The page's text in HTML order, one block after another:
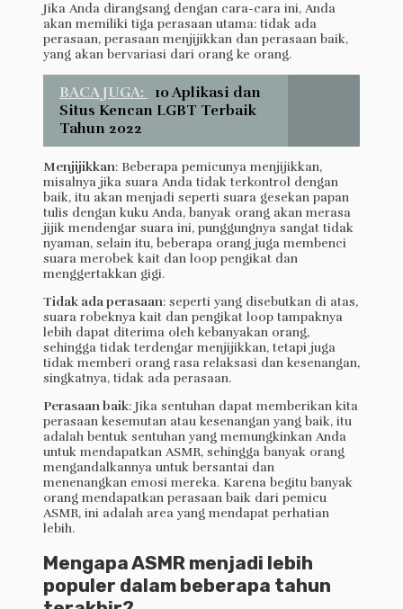
Jika Anda dirangsang dengan cara-cara ini, Anda
akan memiliki tiga perasaan utama: tidak ada
perasaan, perasaan menjijikkan dan perasaan baik,
yang akan bervariasi dari orang ke orang.
BACA JUGA:
10 Aplikasi dan
Situs Kencan LGBT Terbaik
Tahun 2022
Menjijikkan: Beberapa pemicunya menjijikkan,
misalnya jika suara Anda tidak terkontrol dengan
baik, itu akan menjadi seperti suara gesekan papan
tulis dengan kuku Anda, banyak orang akan merasa
jijik mendengar suara ini, punggungnya sangat tidak
nyaman, selain itu, beberapa orang juga membenci
suara merobek kait dan loop pengikat dan
menggertakkan gigi.
Tidak ada perasaan: seperti yang disebutkan di atas,
suara robeknya kait dan pengikat loop tampaknya
lebih dapat diterima oleh kebanyakan orang,
sehingga tidak terdengar menjijikkan, tetapi juga
tidak memberi orang rasa relaksasi dan kesenangan,
singkatnya, tidak ada perasaan.
Perasaan baik: Jika sentuhan dapat memberikan kita
perasaan kesemutan atau kesenangan yang baik, itu
adalah bentuk sentuhan yang memungkinkan Anda
untuk mendapatkan ASMR, sehingga banyak orang
mengandalkannya untuk bersantai dan
menenangkan emosi mereka. Karena begitu banyak
orang mendapatkan perasaan baik dari pemicu
ASMR, ini adalah area yang mendapat perhatian
lebih.
Mengapa ASMR menjadi lebih
populer dalam beberapa tahun